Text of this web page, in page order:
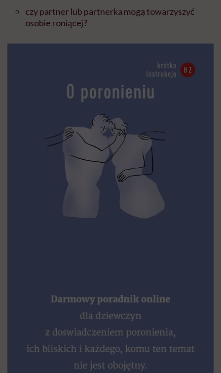
czy partner lub partnerka mogą towarzyszyć
osobie roniącej?